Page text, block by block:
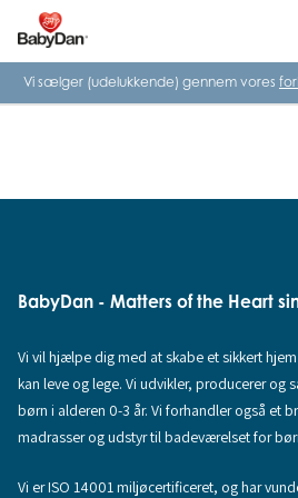
Vi sælger (udelukkende) gennem vores
BabyDan - Matters of the Heart
Vi vil hjælpe dig med at skabe et sikkert
kan leve og lege. Vi udvikler, producerer og
børn i alderen 0-3 år. Vi forhandler også et
madrasser og udstyr til badeværelset for
Vi er ISO 14001 miljøcertificeret, og har